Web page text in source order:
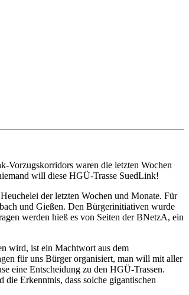
Vorzugskorridors waren die letzten Wochen
will diese HGÜ-Trasse SuedLink!
der letzten Wochen und Monate. Für
und Gießen. Den Bürgerinitiativen wurde
werden hieß es von Seiten der BNetzA, ein
wird, ist ein Machtwort aus dem
für uns Bürger organisiert, man will mit aller
eine Entscheidung zu den HGÜ-Trassen.
Erkenntnis, dass solche gigantischen